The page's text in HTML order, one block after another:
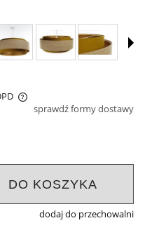
kosztów płatności
sprawdź formy dostawy
DO KOSZYKA
dodaj do przechowalni